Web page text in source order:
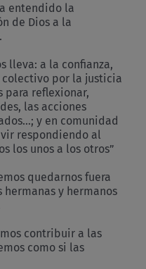
entendido la
de Dios a la
lleva: a la confianza,
por la justicia
para reflexionar,
las acciones
y en comunidad
respondiendo al
los unos a los otros”
quedarnos fuera
y hermanos
contribuir a las
como si las